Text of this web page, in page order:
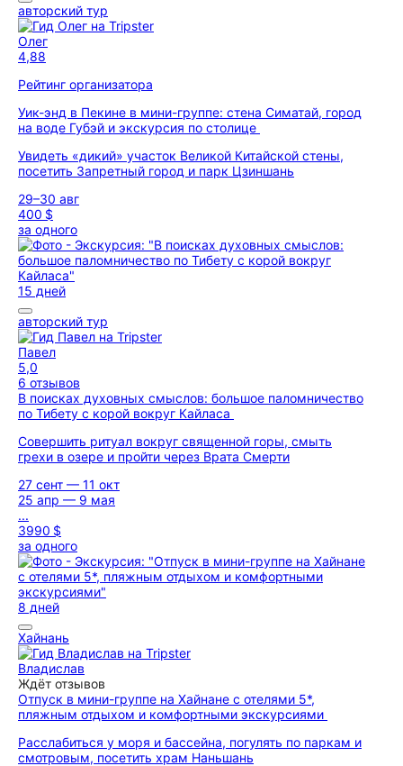
авторский тур
Олег
4,88
Рейтинг организатора
Уик-энд в Пекине в мини-группе: стена Симатай, город
на воде Губэй и экскурсия по столице
Увидеть «дикий» участок Великой Китайской стены,
посетить Запретный город и парк Цзиншань
29–30 авг
400 $
за одного
15 дней
авторский тур
Павел
5,0
6 отзывов
В поисках духовных смыслов: большое паломничество
по Тибету с корой вокруг Кайласа
Совершить ритуал вокруг священной горы, смыть
грехи в озере и пройти через Врата Смерти
27 сент — 11 окт
25 апр — 9 мая
...
3990 $
за одного
8 дней
Хайнань
Владислав
Ждёт отзывов
Отпуск в мини-группе на Хайнане с отелями 5*,
пляжным отдыхом и комфортными экскурсиями
Расслабиться у моря и бассейна, погулять по паркам и
смотровым, посетить храм Наньшань